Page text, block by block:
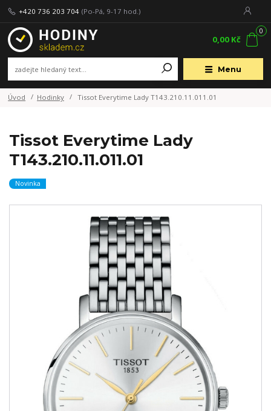
Menu
+420 736 203 704 (Po-Pá, 9-17 hod.)
0
0,00 Kč
Úvod Hodinky Tissot Everytime Lady T143.210.11.011.01
Tissot Everytime Lady
T143.210.11.011.01
Novinka